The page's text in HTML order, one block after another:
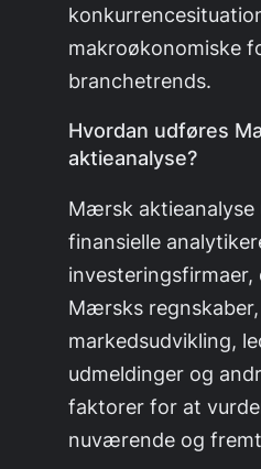
makroøkonomiske
branchetrends.
Hvordan udføres
aktieanalyse?
Mærsk
finansielle
investeringsfirmaer,
Mærsks regnskaber,
markedsudvikling,
udmeldinger og
faktorer for at
nuværende og